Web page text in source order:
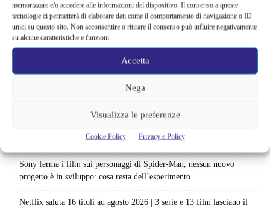
memorizzare e/o accedere alle informazioni del dispositivo. Il consenso a queste
tecnologie ci permetterà di elaborare dati come il comportamento di navigazione o ID
unici su questo sito. Non acconsentire o ritirare il consenso può influire negativamente
su alcune caratteristiche e funzioni.
Accetta
Nega
Visualizza le preferenze
Cookie Policy Privacy e Policy
Spider-Man: Brand New Day riapre una vecchia ferita | Il finale
alimenta una nuova teoria: il dettaglio che coinvolge i due più amati
Barbie 2 rischia di saltare | Warner Bros. ha pochi mesi per trovare un
accordo: il dubbio che divide Hollywood
La bocca del diavolo arriva su Prime Video, squali e claustrofobia nel
scenario: una nuova sfida senza via di fuga
Sony ferma i film sui personaggi di Spider-Man, nessun nuovo
progetto è in sviluppo: cosa resta dell’esperimento
Netflix saluta 16 titoli ad agosto 2026 | 3 serie e 13 film lasciano il